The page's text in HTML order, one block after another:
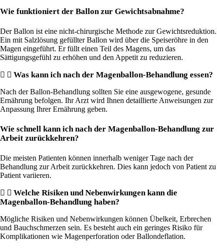
Wie funktioniert der Ballon zur Gewichtsabnahme?
Der Ballon ist eine nicht-chirurgische Methode zur Gewichtsreduktion.
Ein mit Salzlösung gefüllter Ballon wird über die Speiseröhre in den
Magen eingeführt. Er füllt einen Teil des Magens, um das
Sättigungsgefühl zu erhöhen und den Appetit zu reduzieren.
Was kann ich nach der Magenballon-Behandlung essen?
Nach der Ballon-Behandlung sollten Sie eine ausgewogene, gesunde
Ernährung befolgen. Ihr Arzt wird Ihnen detaillierte Anweisungen zur
Anpassung Ihrer Ernährung geben.
Wie schnell kann ich nach der Magenballon-Behandlung zur
Arbeit zurückkehren?
Die meisten Patienten können innerhalb weniger Tage nach der
Behandlung zur Arbeit zurückkehren. Dies kann jedoch von Patient zu
Patient variieren.
Welche Risiken und Nebenwirkungen kann die
Magenballon-Behandlung haben?
Mögliche Risiken und Nebenwirkungen können Übelkeit, Erbrechen
und Bauchschmerzen sein. Es besteht auch ein geringes Risiko für
Komplikationen wie Magenperforation oder Ballondeflation.